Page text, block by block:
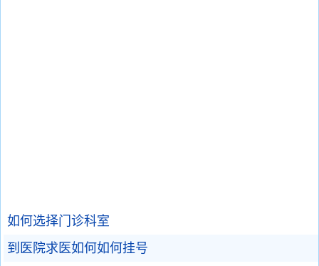
如何选择门诊科室
到医院求医如何如何挂号